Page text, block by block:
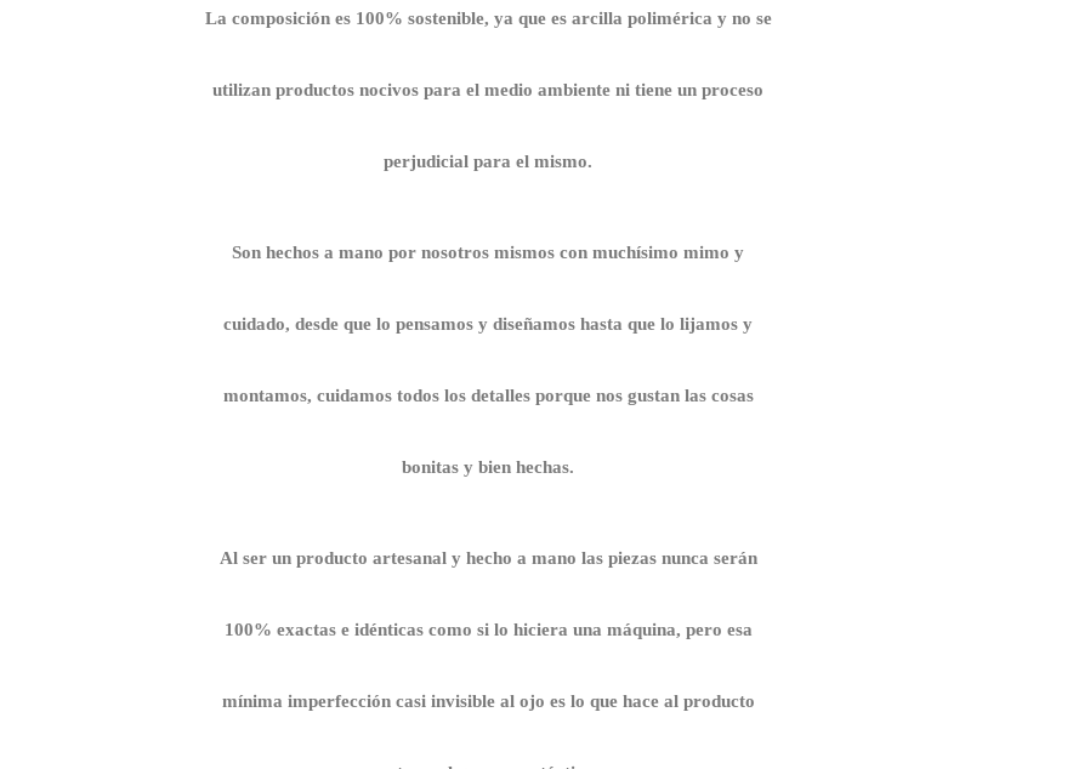
La composición es 100% sostenible, ya que es arcilla polimérica y no se
utilizan productos nocivos para el medio ambiente ni tiene un proceso
perjudicial para el mismo.
Son hechos a mano por nosotros mismos con muchísimo mimo y
cuidado, desde que lo pensamos y diseñamos hasta que lo lijamos y
montamos, cuidamos todos los detalles porque nos gustan las cosas
bonitas y bien hechas.
Al ser un producto artesanal y hecho a mano las piezas nunca serán
100% exactas e idénticas como si lo hiciera una máquina, pero esa
mínima imperfección casi invisible al ojo es lo que hace al producto